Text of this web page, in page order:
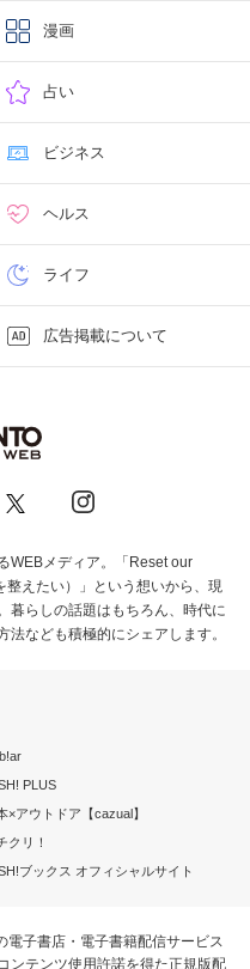
漫画
占い
ビジネス
ヘルス
ライフ
広告掲載について
WEBメディア。「Reset our
整えたい）」という想いから、現
暮らしの話題はもちろん、時代に
なども積極的にシェアします。
PLUS
×アウトドア【cazual】
クリ！
ブックス オフィシャルサイト
電子書店・電子書籍配信サービス
ンテンツ使用許諾を得た正規版配